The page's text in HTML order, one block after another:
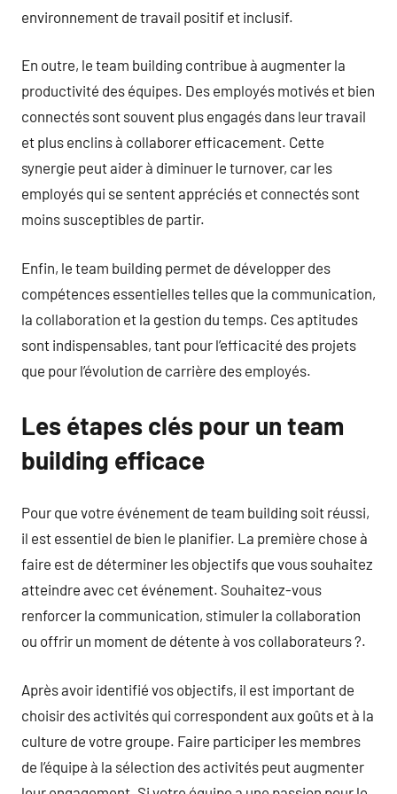
environnement de travail positif et inclusif.
En outre, le team building contribue à augmenter la
productivité des équipes. Des employés motivés et bien
connectés sont souvent plus engagés dans leur travail
et plus enclins à collaborer efficacement. Cette
synergie peut aider à diminuer le turnover, car les
employés qui se sentent appréciés et connectés sont
moins susceptibles de partir.
Enfin, le team building permet de développer des
compétences essentielles telles que la communication,
la collaboration et la gestion du temps. Ces aptitudes
sont indispensables, tant pour l’efficacité des projets
que pour l’évolution de carrière des employés.
Les étapes clés pour un team
building efficace
Pour que votre événement de team building soit réussi,
il est essentiel de bien le planifier. La première chose à
faire est de déterminer les objectifs que vous souhaitez
atteindre avec cet événement. Souhaitez-vous
renforcer la communication, stimuler la collaboration
ou offrir un moment de détente à vos collaborateurs ?.
Après avoir identifié vos objectifs, il est important de
choisir des activités qui correspondent aux goûts et à la
culture de votre groupe. Faire participer les membres
de l’équipe à la sélection des activités peut augmenter